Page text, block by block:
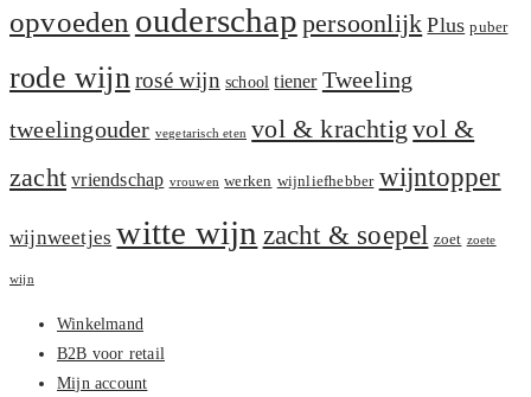
opvoeden ouderschap persoonlijk Plus puber
rode wijn rosé wijn school tiener Tweeling
tweelingouder vegetarisch eten vol & krachtig vol &
zacht vriendschap vrouwen werken wijnliefhebber wijntopper
wijnweetjes witte wijn zacht & soepel zoet zoete
wijn
Winkelmand
B2B voor retail
Mijn account